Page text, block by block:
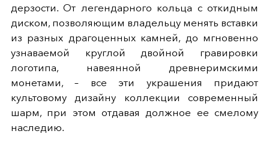
дерзости. От легендарного кольца с откидным
диском, позволяющим владельцу менять вставки
из разных драгоценных камней, до мгновенно
узнаваемой круглой двойной гравировки
логотипа, навеянной древнеримскими
монетами, – все эти украшения придают
культовому дизайну коллекции современный
шарм, при этом отдавая должное ее смелому
наследию.